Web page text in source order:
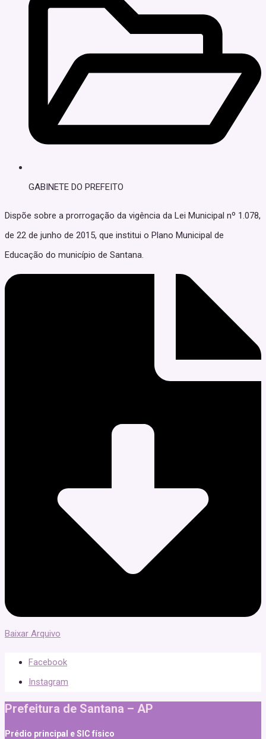
GABINETE DO PREFEITO
Dispõe sobre a prorrogação da vigência da Lei Municipal nº 1.078,
de 22 de junho de 2015, que institui o Plano Municipal de
Educação do município de Santana.
Baixar Arquivo
Facebook
Instagram
Prefeitura de Santana – AP
Prédio principal e SIC físico